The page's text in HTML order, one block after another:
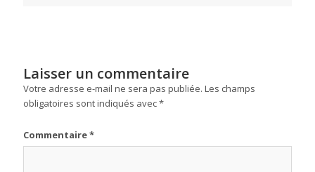
Laisser un commentaire
Votre adresse e-mail ne sera pas publiée. Les champs
obligatoires sont indiqués avec*
Commentaire*